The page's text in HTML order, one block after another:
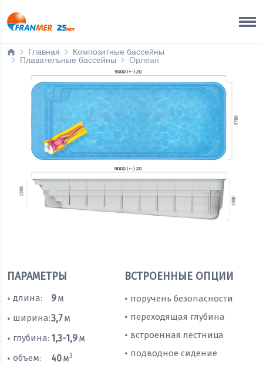
Главная
Композитные бассейны
Плавательные бассейны
Орлеан
ПАРАМЕТРЫ
• длина: 9м
• ширина:3,7м
• глубина: 1,3-1,9м
• объем: 40м3
ВСТРОЕННЫЕ ОПЦИИ
• поручень безопасности
• переходящая глубина
• встроенная лестница
• подводное сидение